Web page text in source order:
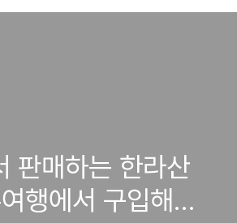
판매하는 한라산
행에서 구입해서